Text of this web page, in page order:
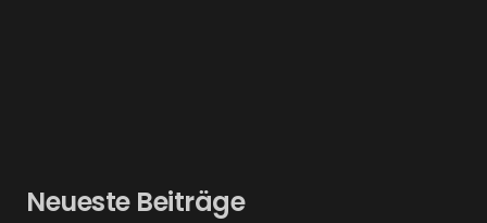
Neueste Beiträge